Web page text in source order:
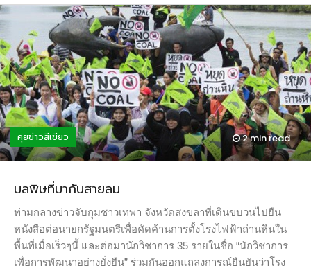
บ้านและสวนกระเทียมดังที่เห็น ส่วนป่าไม้ริมแม่น้ำปิงก็มีไร่สวน
รุกคืบเข้ามาจนเกือบถึงแนวแม่น้ำ “เราล็อคคอชาวบ้านเป็นตัว
ประกัน ๆ […]
เหล่านี้กลับตรงกันข้ามกับสิ่งที่คนในแวดวงพลังงานดั้งเดิมในบ้าน
เรากล่าวอ้าง ข้อมูลจากทั่วโลกล้วนเคลื่อนไปในทิศทางเดียวกันว่า
ไฟฟ้าจากพลังงานหมุนเวียนถูกลงเรื่อยๆ และในอีกไม่กี่ปีจะถูก
กว่าไฟฟ้าจากโรงไฟฟ้าดั้งเดิมและสกปรกอย่างโรงไฟฟ้าถ่านหิน
30 มกราคม นิตยสารฟอร์บรายงานว่ายุคสมัยอันรุ่งโรจน์ของ
ถ่านหินในอินเดียกำลังจะล่มสลายในไม่ช้า 2 ใน 3 ของโรงไฟฟ้า
ถ่านหินมีต้นทุนสูงกว่าโรงไฟฟ้ายุคใหม่อย่างโรงไฟฟ้าพลังงาน
แสงอาทิตย์และพลังงาน และสัดส่วนการใช้ถ่านหินในประเทศที่
ในปี พ.ศ.2559-2560 มีสัดส่วนสูงถึง 80 % กำลังเปลี่ยนไป
เนื่องจากต้นทุนไฟฟ้าจากโรงไฟฟ้าพลังงานหมุนเวียนถูกลงครึ่ง
ไฟฟ้าจากพลังงานแสงอาทิตย์และพลังงานลมถูกกว่าโรงไฟฟ้า
พลังงานถ่านหินเฉลี่ย 20 % และในการประมูลไฟฟ้าล่าสุดพบว่า
65 % ของโรงไฟฟ้าถ่านหิน ขายไฟในอัตราที่สูงกว่าไฟฟ้าจาก
โรงไฟฟ้าพลังงานหมุนเวียน ภาพ
จาก: http://www.greenpeace.org/seasia/th/news/blog1/blog/59851/
คุยข่าวสีเขียว 2 minread
มลพิษที่มากับสายลม
ท่ามกลางข่าวจับกุมชาวเทพา จังหวัดสงขลาที่เดินขบวนไปยืน
หนังสือต่อนายกรัฐมนตรีเพื่อคัดค้านการตั้งโรงไฟฟ้าถ่านหินใน
พื้นที่เมื่อเร็วๆนี้ และต่อมานักวิชาการ 35 รายในชื่อ “นักวิชาการ
เพื่อการพัฒนาอย่างยั่งยืน” ร่วมกันออกแถลงการณ์ยืนยันว่าโรง